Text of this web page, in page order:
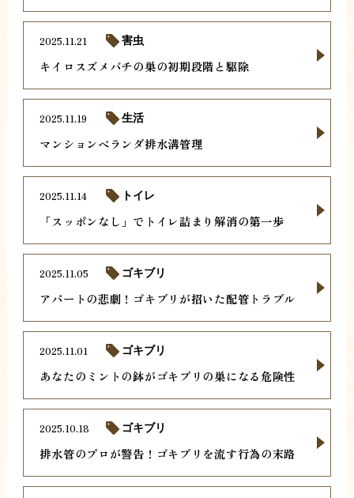
キイロスズメバチの巣の初期段階と駆除
2025.11.21 害虫
マンションベランダ排水溝管理
2025.11.19 生活
「スッポンなし」でトイレ詰まり解消の第一歩
2025.11.14 トイレ
アパートの悲劇！ゴキブリが招いた配管トラブル
2025.11.05 ゴキブリ
あなたのミントの鉢がゴキブリの巣になる危険性
2025.11.01 ゴキブリ
排水管のプロが警告！ゴキブリを流す行為の末路
2025.10.18 ゴキブリ